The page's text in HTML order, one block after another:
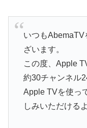
いつも
ざいます。
この度、Apple
約30チャンネル
Apple TVを使っ
しみいただける